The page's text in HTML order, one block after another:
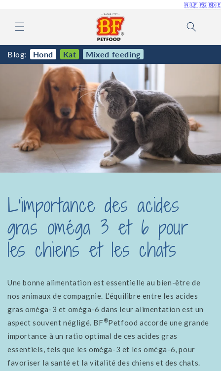
contenu
🇳🇱🇫🇷🇬🇧
Blog: Hond Kat Mixed feeding
L'importance des acides
gras oméga 3 et 6 pour
les chiens et les chats
Une bonne alimentation est essentielle au bien-être de
nos animaux de compagnie. L'équilibre entre les acides
gras oméga-3 et oméga-6 dans leur alimentation est un
aspect souvent négligé. BF®Petfood accorde une grande
importance à un ratio optimal de ces acides gras
essentiels, tels que les oméga-3 et les oméga-6, pour
favoriser la santé et la vitalité des chiens et des chats.